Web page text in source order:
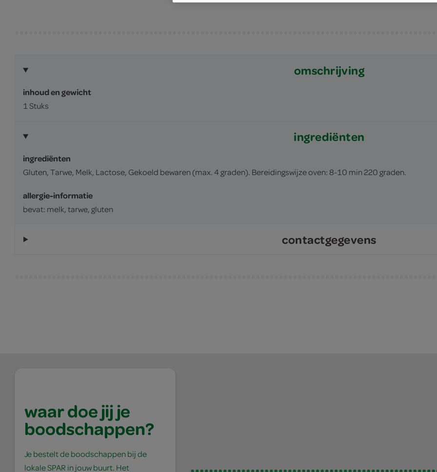
omschrijving
inhoud en gewicht
1 Stuks
ingrediënten
ingrediënten
Gluten, Tarwe, Melk, Lactose, Gekoeld bewaren (max. 4 graden). Bereidingswijze oven: 8-10 min 220 graden.
allergie-informatie
bevat: melk, tarwe, gluten
contactgegevens
waar doe jij je
boodschappen?
Je bestelt de boodschappen bij de
lokale SPAR in jouw buurt. Het